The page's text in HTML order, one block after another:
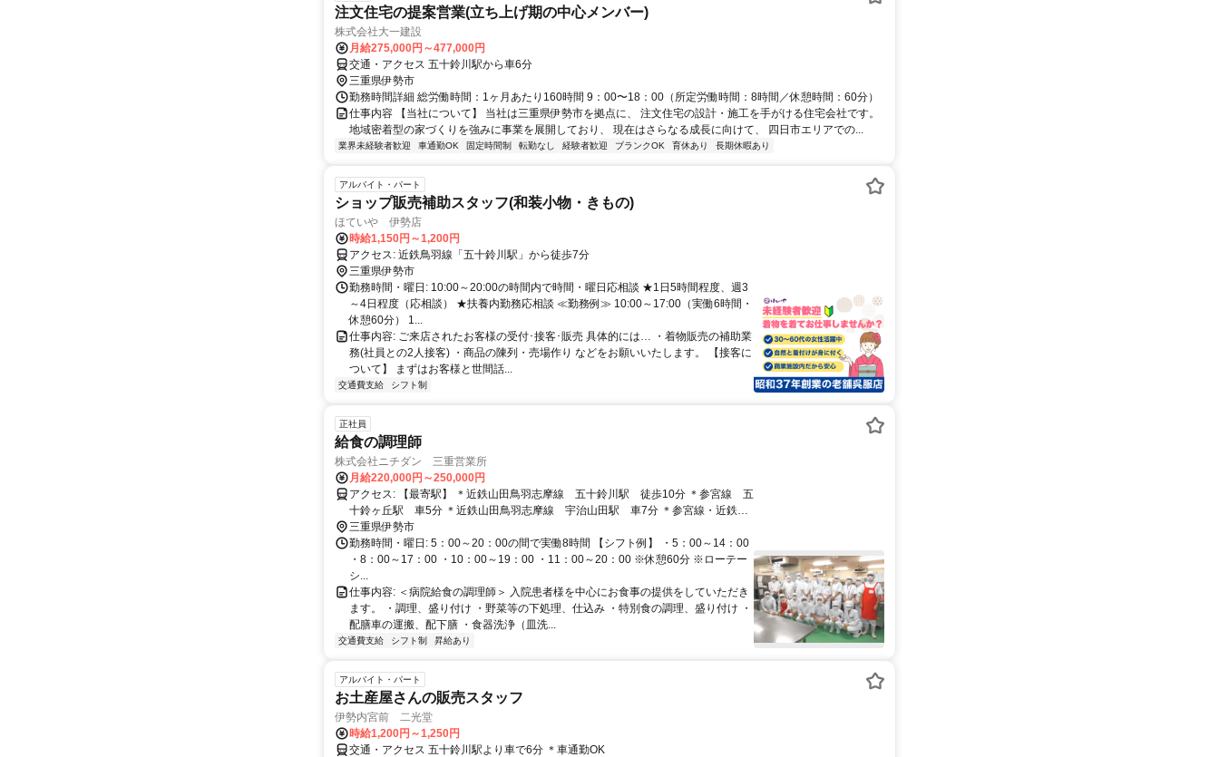
注文住宅の提案営業(立ち上げ期の中心メンバー)
株式会社大一建設
月給275,000円～477,000円
交通・アクセス 五十鈴川駅から車6分
三重県伊勢市
勤務時間詳細 総労働時間：1ヶ月あたり160時間 9：00〜18：00（所定労働時間：8時間／休憩時間：60分）
仕事内容 【当社について】 当社は三重県伊勢市を拠点に、 注文住宅の設計・施工を手がける住宅会社です。
地域密着型の家づくりを強みに事業を展開しており、 現在はさらなる成長に向けて、 四日市エリアでの...
業界未経験者歓迎 車通勤OK 固定時間制 転勤なし 経験者歓迎 ブランクOK 育休あり 長期休暇あり
アルバイト・パート
ショップ販売補助スタッフ(和装小物・きもの)
ほていや 伊勢店
時給1,150円～1,200円
アクセス: 近鉄鳥羽線「五十鈴川駅」から徒歩7分
三重県伊勢市
勤務時間・曜日: 10:00～20:00の時間内で時間・曜日応相談 ★1日5時間程度、週3
～4日程度（応相談） ★扶養内勤務応相談 ≪勤務例≫ 10:00～17:00（実働6時間・
休憩60分） 1...
仕事内容: ご来店されたお客様の受付･接客･販売 具体的には… ・着物販売の補助業
務(社員との2人接客) ・商品の陳列・売場作り などをお願いいたします。 【接客に
ついて】 まずはお客様と世間話...
交通費支給 シフト制
正社員
給食の調理師
株式会社ニチダン 三重営業所
月給220,000円～250,000円
アクセス: 【最寄駅】 ＊近鉄山田鳥羽志摩線 五十鈴川駅 徒歩10分 ＊参宮線 五
十鈴ヶ丘駅 車5分 ＊近鉄山田鳥羽志摩線 宇治山田駅 車7分 ＊参宮線・近鉄山
田鳥羽志摩線 伊勢市駅 車9分 ーーーーーーーーーーーーーーーーーーーーーー
三重県伊勢市
勤務時間・曜日: 5：00～20：00の間で実働8時間 【シフト例】 ・5：00～14：00
・8：00～17：00 ・10：00～19：00 ・11：00～20：00 ※休憩60分 ※ローテー
シ...
仕事内容: ＜病院給食の調理師＞ 入院患者様を中心にお食事の提供をしていただき
ます。 ・調理、盛り付け ・野菜等の下処理、仕込み ・特別食の調理、盛り付け ・
配膳車の運搬、配下膳 ・食器洗浄（皿洗...
交通費支給 シフト制 昇給あり
アルバイト・パート
お土産屋さんの販売スタッフ
伊勢内宮前 二光堂
時給1,200円～1,250円
交通・アクセス 五十鈴川駅より車で6分 ＊車通勤OK